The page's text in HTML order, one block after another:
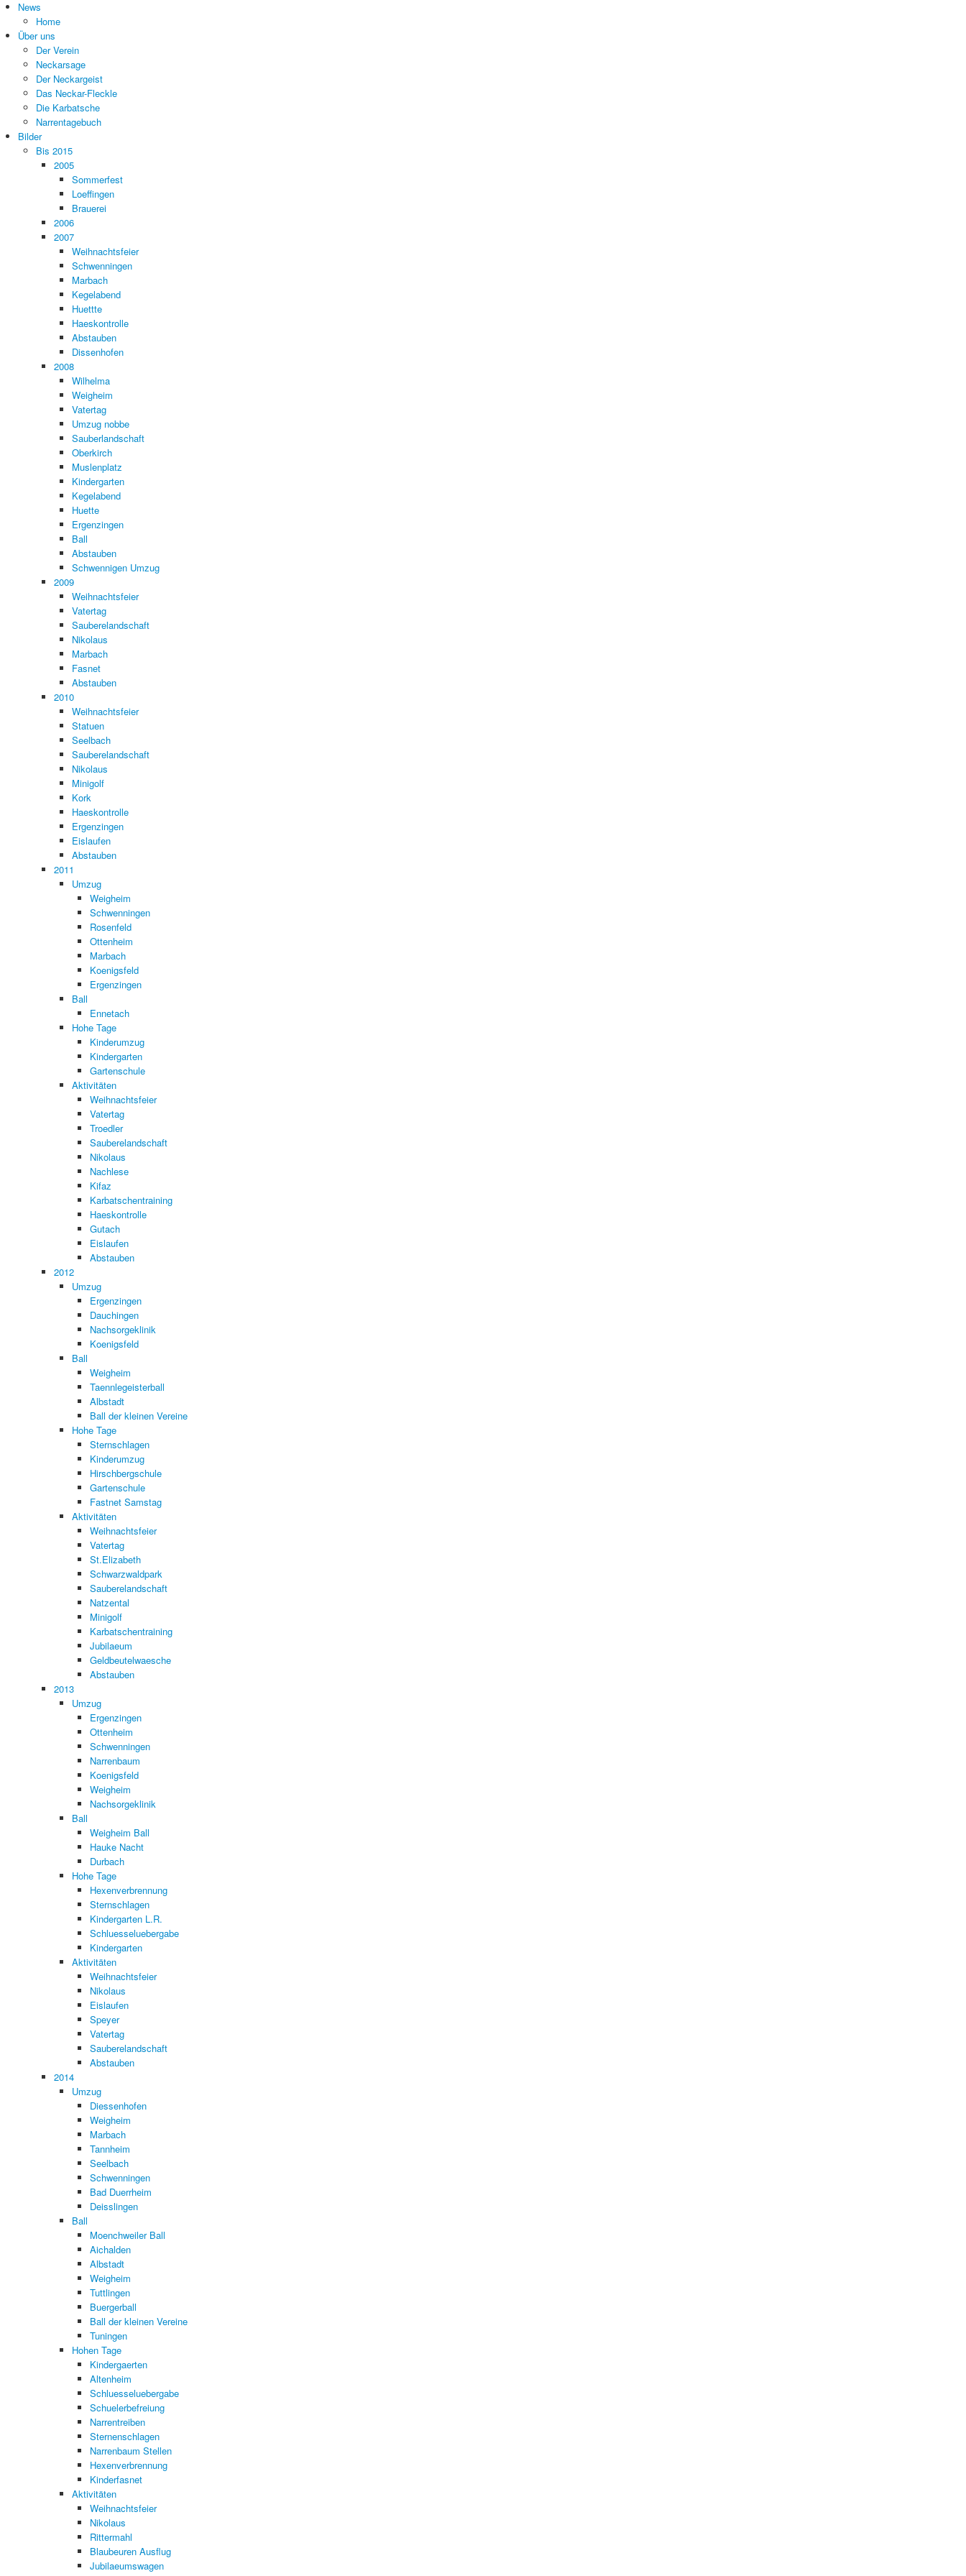
News
Home
Über uns
Der Verein
Neckarsage
Der Neckargeist
Das Neckar-Fleckle
Die Karbatsche
Narrentagebuch
Bilder
Bis 2015
2005
Sommerfest
Loeffingen
Brauerei
2006
2007
Weihnachtsfeier
Schwenningen
Marbach
Kegelabend
Huettte
Haeskontrolle
Abstauben
Dissenhofen
2008
Wilhelma
Weigheim
Vatertag
Umzug nobbe
Sauberlandschaft
Oberkirch
Muslenplatz
Kindergarten
Kegelabend
Huette
Ergenzingen
Ball
Abstauben
Schwennigen Umzug
2009
Weihnachtsfeier
Vatertag
Sauberelandschaft
Nikolaus
Marbach
Fasnet
Abstauben
2010
Weihnachtsfeier
Statuen
Seelbach
Sauberelandschaft
Nikolaus
Minigolf
Kork
Haeskontrolle
Ergenzingen
Eislaufen
Abstauben
2011
Umzug
Weigheim
Schwenningen
Rosenfeld
Ottenheim
Marbach
Koenigsfeld
Ergenzingen
Ball
Ennetach
Hohe Tage
Kinderumzug
Kindergarten
Gartenschule
Aktivitäten
Weihnachtsfeier
Vatertag
Troedler
Sauberelandschaft
Nikolaus
Nachlese
Kifaz
Karbatschentraining
Haeskontrolle
Gutach
Eislaufen
Abstauben
2012
Umzug
Ergenzingen
Dauchingen
Nachsorgeklinik
Koenigsfeld
Ball
Weigheim
Taennlegeisterball
Albstadt
Ball der kleinen Vereine
Hohe Tage
Sternschlagen
Kinderumzug
Hirschbergschule
Gartenschule
Fastnet Samstag
Aktivitäten
Weihnachtsfeier
Vatertag
St.Elizabeth
Schwarzwaldpark
Sauberelandschaft
Natzental
Minigolf
Karbatschentraining
Jubilaeum
Geldbeutelwaesche
Abstauben
2013
Umzug
Ergenzingen
Ottenheim
Schwenningen
Narrenbaum
Koenigsfeld
Weigheim
Nachsorgeklinik
Ball
Weigheim Ball
Hauke Nacht
Durbach
Hohe Tage
Hexenverbrennung
Sternschlagen
Kindergarten L.R.
Schluesseluebergabe
Kindergarten
Aktivitäten
Weihnachtsfeier
Nikolaus
Eislaufen
Speyer
Vatertag
Sauberelandschaft
Abstauben
2014
Umzug
Diessenhofen
Weigheim
Marbach
Tannheim
Seelbach
Schwenningen
Bad Duerrheim
Deisslingen
Ball
Moenchweiler Ball
Aichalden
Albstadt
Weigheim
Tuttlingen
Buergerball
Ball der kleinen Vereine
Tuningen
Hohen Tage
Kindergaerten
Altenheim
Schluesseluebergabe
Schuelerbefreiung
Narrentreiben
Sternenschlagen
Narrenbaum Stellen
Hexenverbrennung
Kinderfasnet
Aktivitäten
Weihnachtsfeier
Nikolaus
Rittermahl
Blaubeuren Ausflug
Jubilaeumswagen